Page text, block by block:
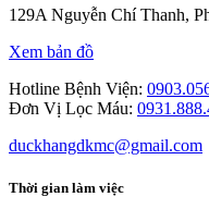
129A Nguyễn Chí Thanh,
Xem bản đồ
Hotline Bệnh Viện:
Đơn Vị Lọc Máu:
duckhangdkmc@gmail.com
Thời gian làm việc